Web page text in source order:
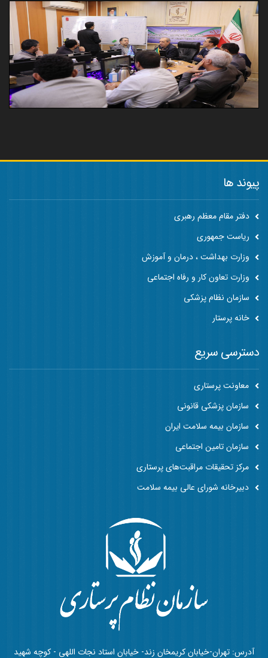
پیوند ها
دفتر مقام معظم رهبری
ریاست جمهوری
وزارت بهداشت ، درمان و آموزش
وزارت تعاون کار و رفاه اجتماعی
سازمان نظام پزشکی
خانه پرستار
آدرس: تهران-خیابان کریمخان زند- خیابان استاد نجات اللهی - کوچه شهید
دسترسی سریع
معاونت پرستاری
سازمان پزشکی قانونی
سازمان بیمه سلامت ایران
سازمان تامین اجتماعی
مرکز تحقیقات مراقبت‌های پرستاری
دبیرخانه شورای عالی بیمه سلامت